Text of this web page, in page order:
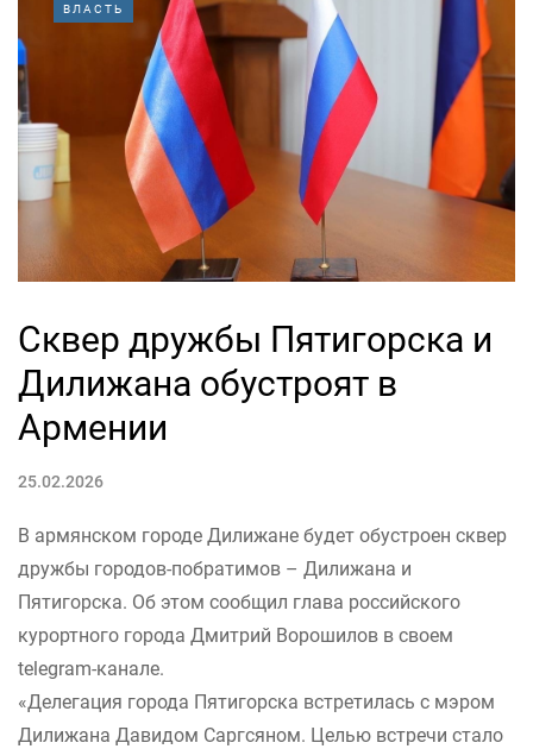
ВЛАСТЬ
Сквер дружбы Пятигорска и
Дилижана обустроят в
Армении
25.02.2026
В армянском городе Дилижане будет обустроен сквер
дружбы городов-побратимов – Дилижана и
Пятигорска. Об этом сообщил глава российского
курортного города Дмитрий Ворошилов в своем
telegram-канале.
«Делегация города Пятигорска встретилась с мэром
Дилижана Давидом Саргсяном. Целью встречи стало